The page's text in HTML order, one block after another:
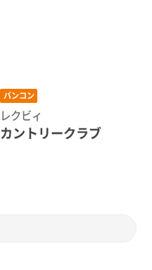
バンコン
レクビィ
カントリークラブ